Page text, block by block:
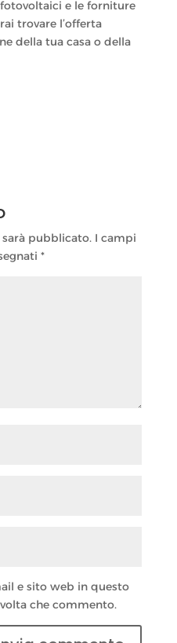
e le forniture
trovare l’offerta
della tua casa o della
pubblicato. I campi
*
e sito web in questo
che commento.